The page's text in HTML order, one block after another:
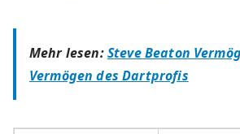
Mehr lesen:Steve Beaton
Vermögen des Dartprofis